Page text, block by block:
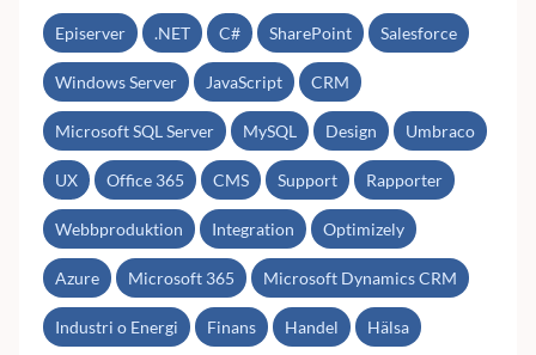
Episerver .NET C# SharePoint Salesforce
Windows Server JavaScript CRM
Microsoft SQL Server MySQL Design Umbraco
UX Office 365 CMS Support Rapporter
Webbproduktion Integration Optimizely
Azure Microsoft 365 Microsoft Dynamics CRM
Industri o Energi Finans Handel Hälsa